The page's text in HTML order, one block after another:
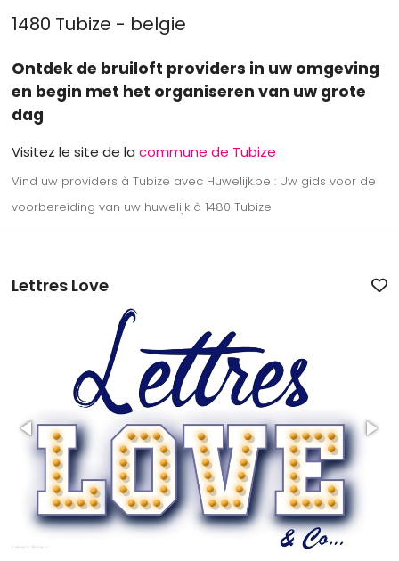
1480 Tubize - belgie
Ontdek de bruiloft providers in uw omgeving
en begin met het organiseren van uw grote
dag
Visitez le site de lacommune de Tubize
Vind uw providers à Tubize avec Huwelijk.be : Uw gids voor de
voorbereiding van uw huwelijk à 1480 Tubize
Lettres Love